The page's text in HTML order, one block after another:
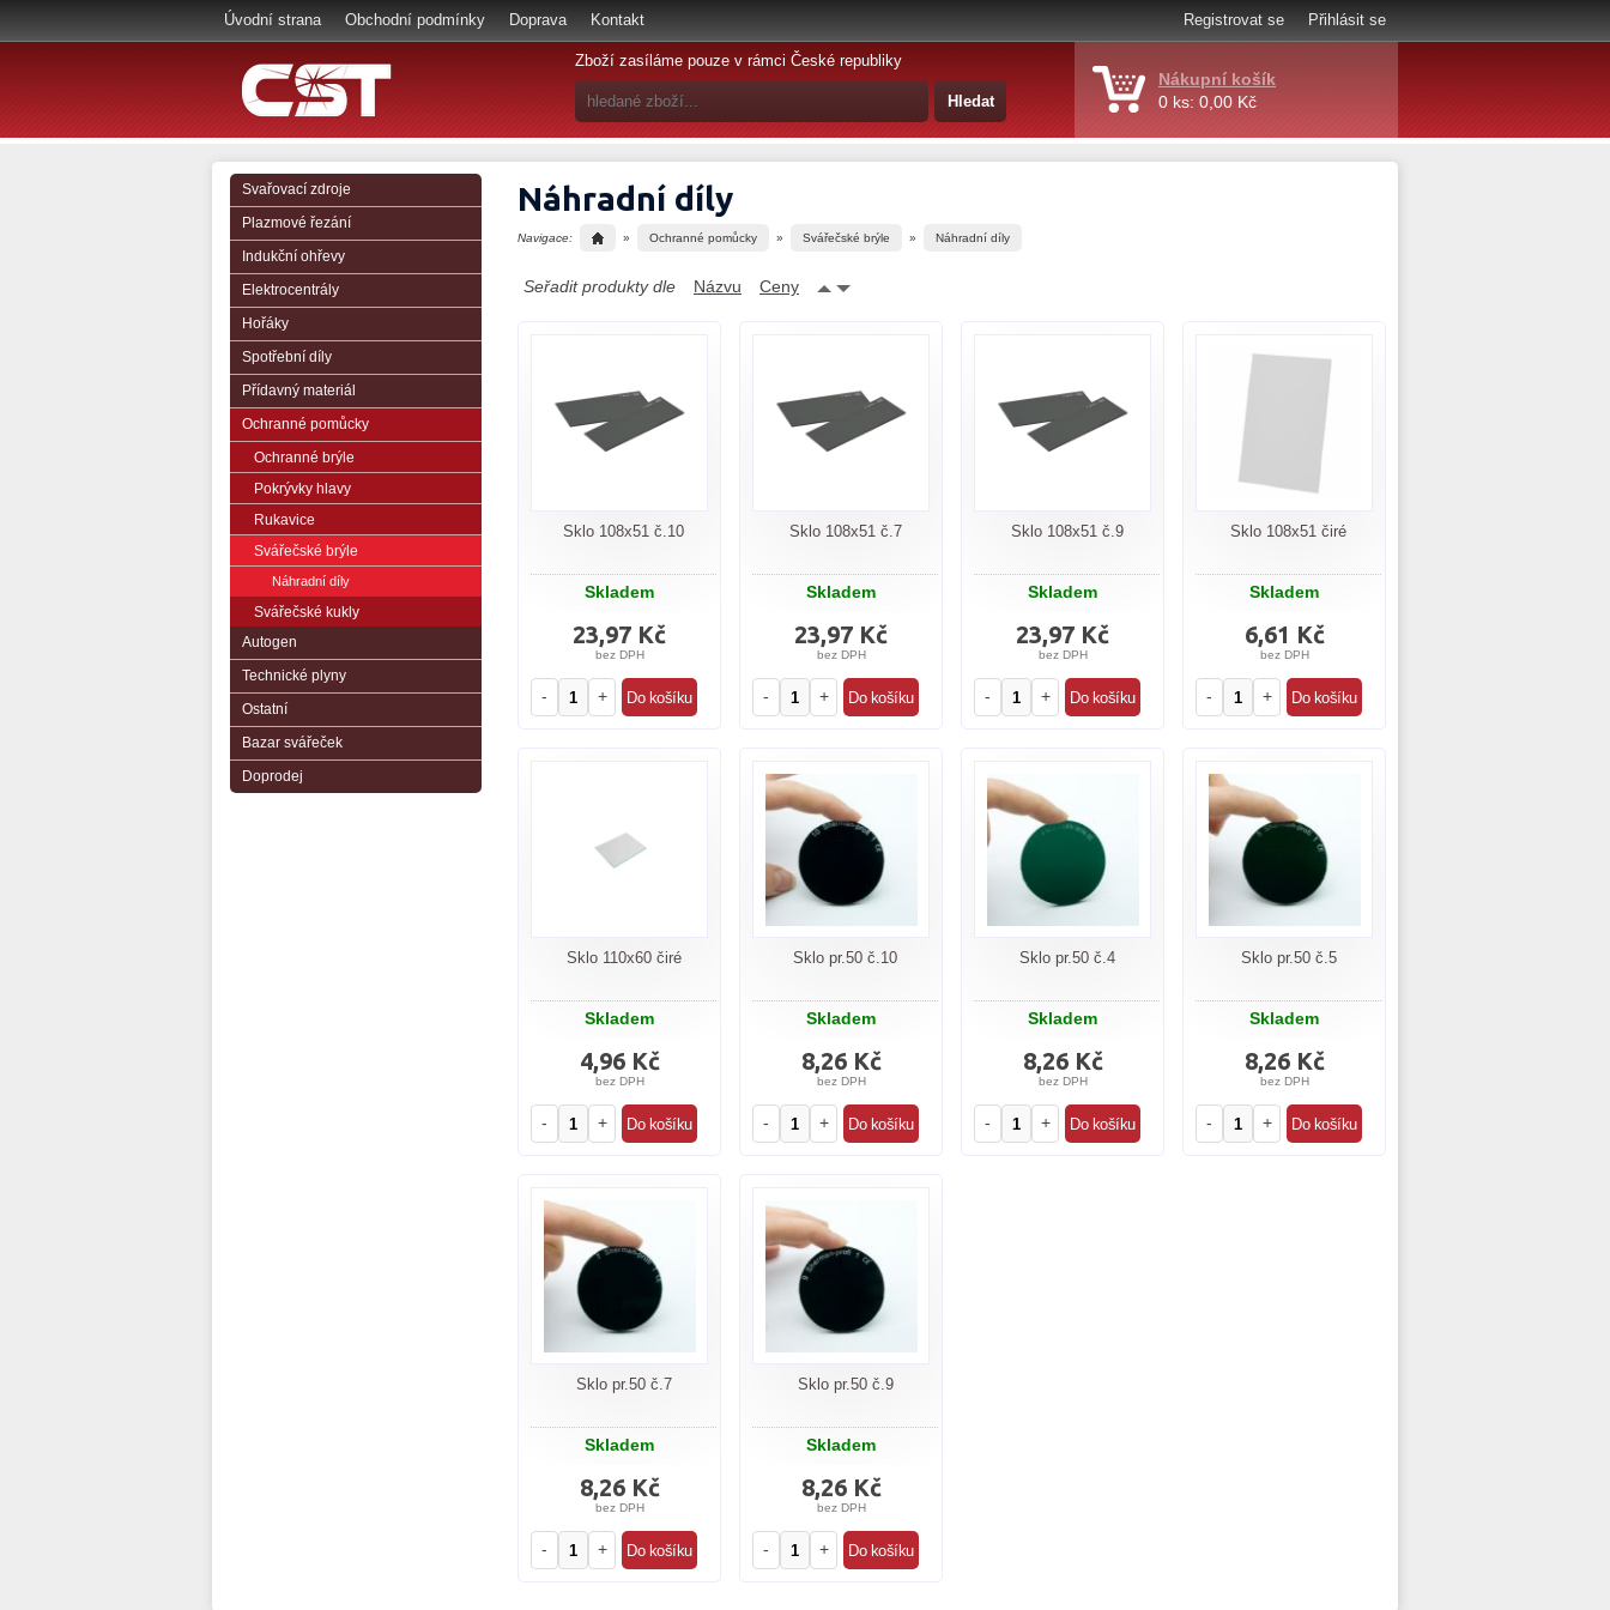
Úvodní strana Obchodní podmínky Doprava Kontakt Registrovat se Přihlásit se
Zboží zasíláme pouze v rámci České republiky
Nákupní košík
0 ks: 0,00 Kč
Svařovací zdroje
Plazmové řezání
Indukční ohřevy
Elektrocentrály
Hořáky
Spotřební díly
Přídavný materiál
Ochranné pomůcky
Ochranné brýle
Pokrývky hlavy
Rukavice
Svářečské brýle
Náhradní díly
Svářečské kukly
Autogen
Technické plyny
Ostatní
Bazar svářeček
Doprodej
Náhradní díly
Navigace: » Ochranné pomůcky » Svářečské brýle » Náhradní díly
Seřadit produkty dle Názvu Ceny
Sklo 108x51 č.10
Skladem
23,97 Kč
bez DPH
- +
Sklo 108x51 č.7
Skladem
23,97 Kč
bez DPH
- +
Sklo 108x51 č.9
Skladem
23,97 Kč
bez DPH
- +
Sklo 108x51 čiré
Skladem
6,61 Kč
bez DPH
- +
Sklo 110x60 čiré
Skladem
4,96 Kč
bez DPH
- +
Sklo pr.50 č.10
Skladem
8,26 Kč
bez DPH
- +
Sklo pr.50 č.4
Skladem
8,26 Kč
bez DPH
- +
Sklo pr.50 č.5
Skladem
8,26 Kč
bez DPH
- +
Sklo pr.50 č.7
Skladem
8,26 Kč
bez DPH
- +
Sklo pr.50 č.9
Skladem
8,26 Kč
bez DPH
- +